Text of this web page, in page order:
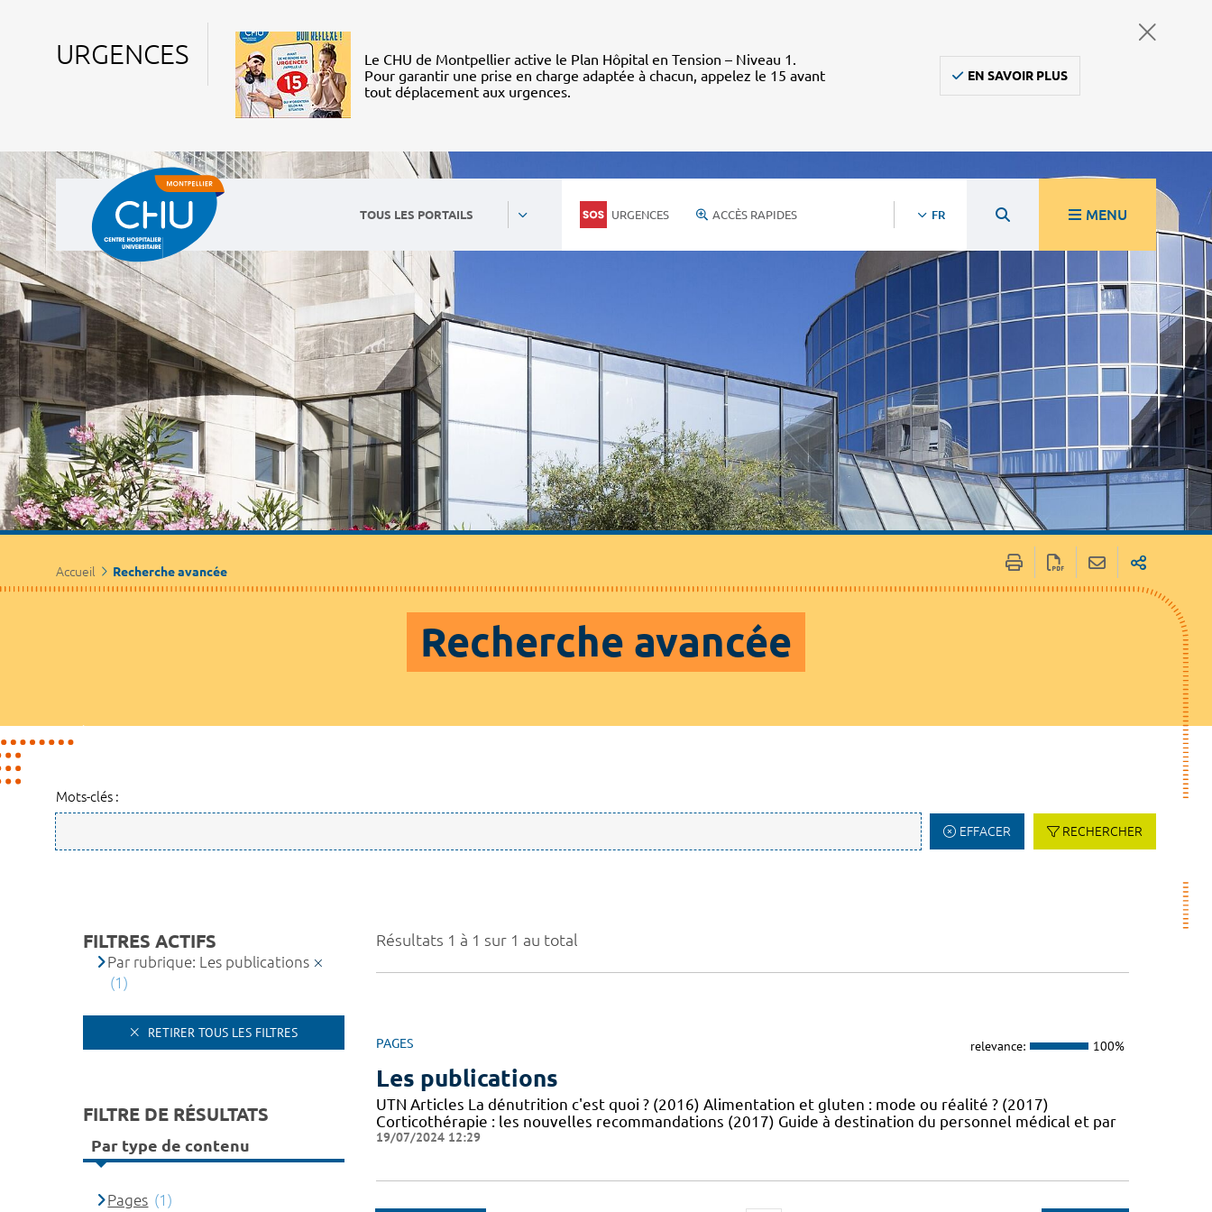
URGENCES
Le CHU de Montpellier active le Plan Hôpital en Tension – Niveau 1.
Pour garantir une prise en charge adaptée à chacun, appelez le 15 avant
tout déplacement aux urgences.
EN SAVOIR PLUS
TOUS LES PORTAILS URGENCES ACCÈS RAPIDES FR MENU
Accueil Recherche avancée
Recherche avancée
Mots-clés :
EFFACER RECHERCHER
Résultats 1 à 1 sur 1 au total
PAGES relevance: 100%
Les publications
UTN Articles La dénutrition c'est quoi ? (2016) Alimentation et gluten : mode ou réalité ? (2017)
Corticothérapie : les nouvelles recommandations (2017) Guide à destination du personnel médical et par
19/07/2024 12:29
FILTRES ACTIFS
Par rubrique: Les publications
(1)
RETIRER TOUS LES FILTRES
FILTRE DE RÉSULTATS
Par type de contenu
Pages (1)